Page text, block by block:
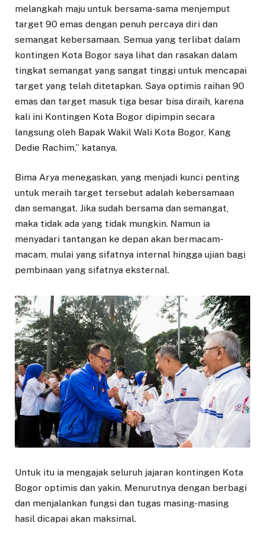
melangkah maju untuk bersama-sama menjemput
target 90 emas dengan penuh percaya diri dan
semangat kebersamaan. Semua yang terlibat dalam
kontingen Kota Bogor saya lihat dan rasakan dalam
tingkat semangat yang sangat tinggi untuk mencapai
target yang telah ditetapkan. Saya optimis raihan 90
emas dan target masuk tiga besar bisa diraih, karena
kali ini Kontingen Kota Bogor dipimpin secara
langsung oleh Bapak Wakil Wali Kota Bogor, Kang
Dedie Rachim,” katanya.
Bima Arya menegaskan, yang menjadi kunci penting
untuk meraih target tersebut adalah kebersamaan
dan semangat. Jika sudah bersama dan semangat,
maka tidak ada yang tidak mungkin. Namun ia
menyadari tantangan ke depan akan bermacam-
macam, mulai yang sifatnya internal hingga ujian bagi
pembinaan yang sifatnya eksternal.
Untuk itu ia mengajak seluruh jajaran kontingen Kota
Bogor optimis dan yakin. Menurutnya dengan berbagi
dan menjalankan fungsi dan tugas masing-masing
hasil dicapai akan maksimal.